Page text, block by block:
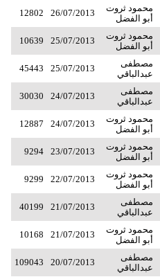
محمود ثروت
أبو الفضل
26/07/2013
12802
محمود ثروت
أبو الفضل
25/07/2013
10639
مصطفى
عبدالباقي
25/07/2013
45443
مصطفى
عبدالباقي
24/07/2013
30030
محمود ثروت
أبو الفضل
24/07/2013
12887
محمود ثروت
أبو الفضل
23/07/2013
9294
محمود ثروت
أبو الفضل
22/07/2013
9299
مصطفى
عبدالباقي
21/07/2013
40199
محمود ثروت
أبو الفضل
21/07/2013
10168
مصطفى
عبدالباقي
20/07/2013
109043